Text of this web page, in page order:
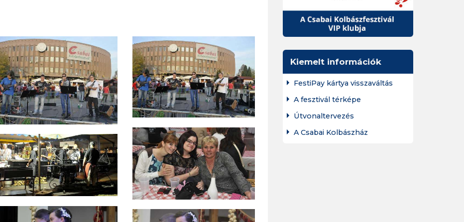
Kiemelt információk
FestiPay kártya visszaváltás
A fesztivál térképe
Útvonaltervezés
A Csabai Kolbászház